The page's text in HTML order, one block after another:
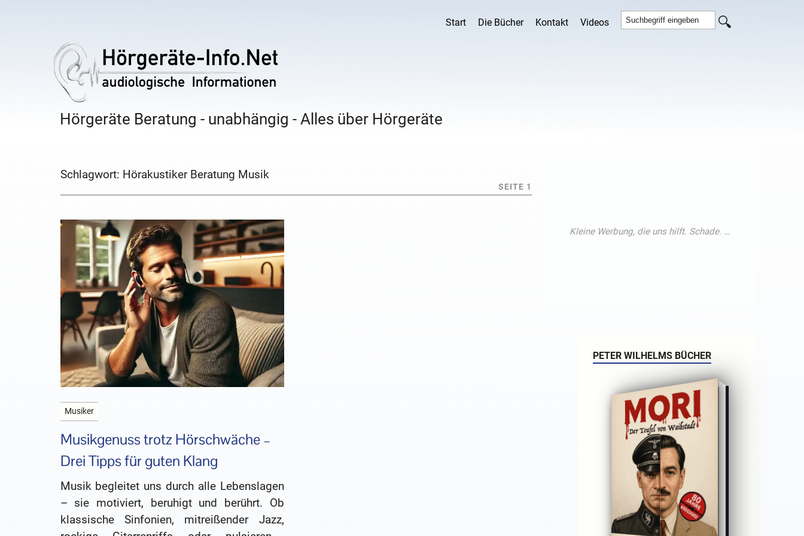
Start Die Bücher Kontakt Videos
Hörgeräte Beratung - unabhängig - Alles über Hörgeräte
Schlagwort: Hörakustiker Beratung Musik
SEITE 1
Musiker
Musikgenuss trotz Hörschwäche –
Drei Tipps für guten Klang
Musik begleitet uns durch alle Lebenslagen
– sie motiviert, beruhigt und berührt. Ob
klassische Sinfonien, mitreißender Jazz,
PETER WILHELMS BÜCHER